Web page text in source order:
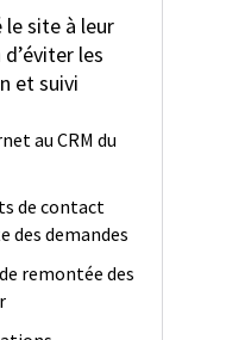
le site à leur
les
et suivi
au CRM du
de contact
des demandes
remontée des